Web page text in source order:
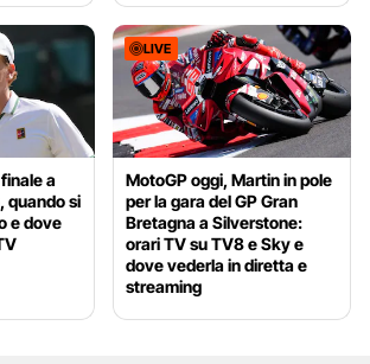
a
quando si
e dove
LIVE
MotoGP oggi, Martin in pole
per la gara del GP Gran
Bretagna a Silverstone:
orari TV su TV8 e Sky e
dove vederla in diretta e
streaming